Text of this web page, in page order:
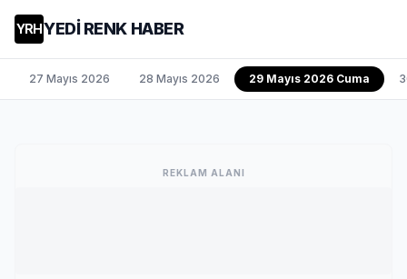
YRHYEDİ RENK HABER
27 Mayıs 2026 28 Mayıs 2026 29 Mayıs 2026 Cuma
REKLAM ALANI